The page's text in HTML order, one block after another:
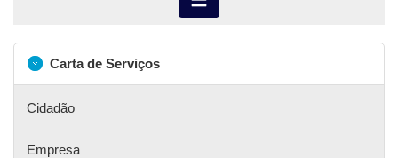
Carta de Serviços
Cidadão
Empresa